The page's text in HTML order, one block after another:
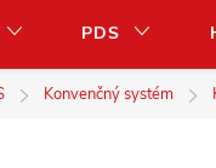
PDS
Konvenčný systém